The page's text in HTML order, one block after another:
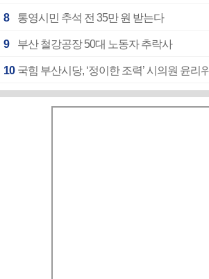
8 통영시민 추석 전 35만 원 받는다
9 부산 철강공장 50대 노동자 추락사
10